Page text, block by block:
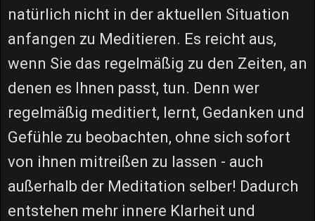
natürlich nicht in der aktuellen Situation
anfangen zu Meditieren. Es reicht aus,
wenn Sie das regelmäßig zu den Zeiten, an
denen es Ihnen passt, tun. Denn wer
regelmäßig meditiert, lernt, Gedanken und
Gefühle zu beobachten, ohne sich sofort
von ihnen mitreißen zu lassen - auch
außerhalb der Meditation selber! Dadurch
entstehen mehr innere Klarheit und